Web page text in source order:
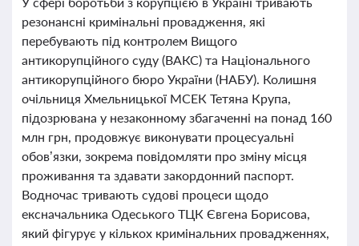
резонансні кримінальні провадження, які
перебувають під контролем Вищого
антикорупційного суду (ВАКС) та Національного
антикорупційного бюро України (НАБУ). Колишня
очільниця Хмельницької МСЕК Тетяна Крупа,
підозрювана у незаконному збагаченні на понад 160
млн грн, продовжує виконувати процесуальні
обов’язки, зокрема повідомляти про зміну місця
проживання та здавати закордонний паспорт.
Водночас тривають судові процеси щодо
ексначальника Одеського ТЦК Євгена Борисова,
який фігурує у кількох кримінальних провадженнях,